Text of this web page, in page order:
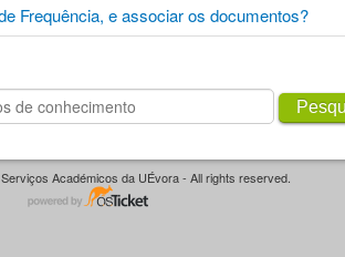
Frequência, e associar os documentos?
Académicos da UÉvora - All rights reserved.